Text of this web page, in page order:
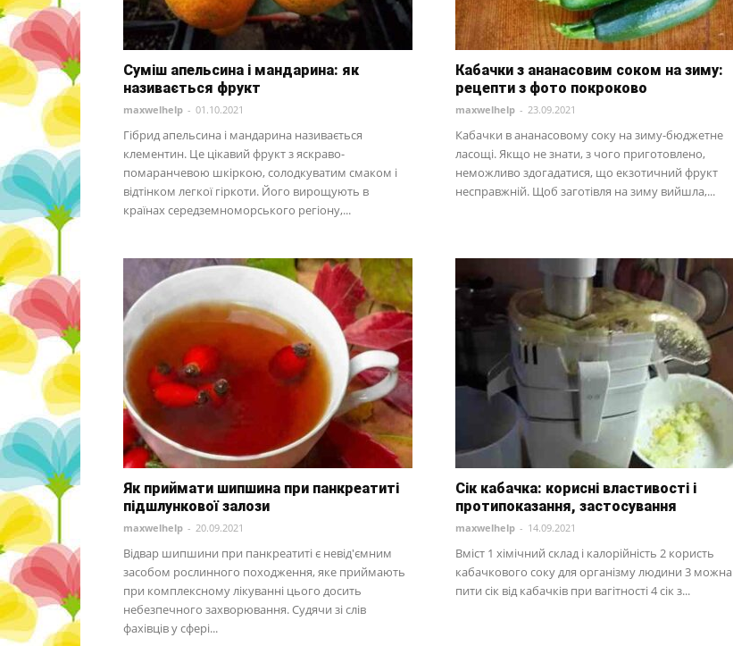
Суміш апельсина і мандарина: як
називається фрукт
maxwelhelp - 01.10.2021
Гібрид апельсина і мандарина називається
клементин. Це цікавий фрукт з яскраво-
помаранчевою шкіркою, солодкуватим смаком і
відтінком легкої гіркоти. Його вирощують в
країнах середземноморського регіону,...
Кабачки з ананасовим соком на зиму:
рецепти з фото покроково
maxwelhelp - 23.09.2021
Кабачки в ананасовому соку на зиму-бюджетне
ласощі. Якщо не знати, з чого приготовлено,
неможливо здогадатися, що екзотичний фрукт
несправжній. Щоб заготівля на зиму вийшла,...
Як приймати шипшина при панкреатиті
підшлункової залози
maxwelhelp - 20.09.2021
Відвар шипшини при панкреатиті є невід'ємним
засобом рослинного походження, яке приймають
при комплексному лікуванні цього досить
небезпечного захворювання. Судячи зі слів
фахівців у сфері...
Сік кабачка: корисні властивості і
протипоказання, застосування
maxwelhelp - 14.09.2021
Вміст 1 хімічний склад і калорійність 2 користь
кабачкового соку для організму людини 3 можна
пити сік від кабачків при вагітності 4 сік з...